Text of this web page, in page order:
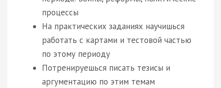
процессы
На практических заданиях научишься
работать с картами и тестовой частью
по этому периоду
Потренируешься писать тезисы и
аргументацию по этим темам